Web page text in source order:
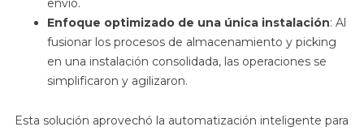
envío.
Enfoque optimizado de una única instalación: Al
fusionar los procesos de almacenamiento y picking
en una instalación consolidada, las operaciones se
simplificaron y agilizaron.
Esta solución aprovechó la automatización inteligente para